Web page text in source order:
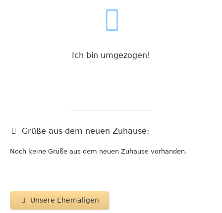
Ich bin umgezogen!
Grüße aus dem neuen Zuhause:
Noch keine Grüße aus dem neuen Zuhause vorhanden.
Unsere Ehemaligen